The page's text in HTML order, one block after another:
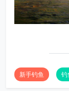
新手钓鱼 钓